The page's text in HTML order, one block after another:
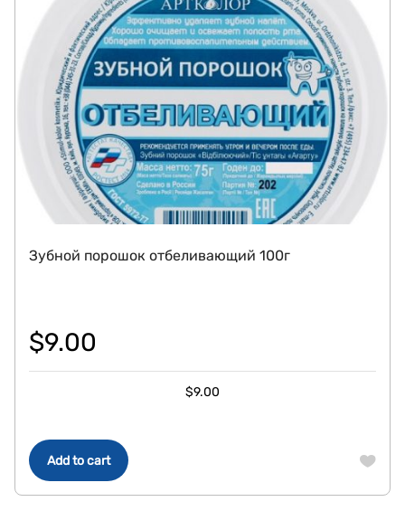
Add to cart
Зубной порошок отбеливающий 100г
$9.00
$9.00